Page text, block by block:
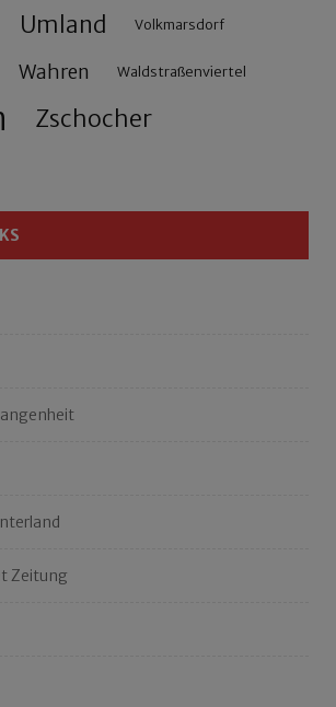
Umland Volkmarsdorf
Wahren Waldstraßenviertel
Zschocher
Zeitung